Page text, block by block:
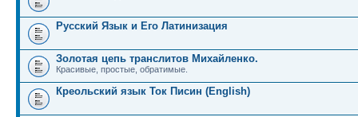
Русский Язык и Его Латинизация
Золотая цепь транслитов Михайленко.
Красивые, простые, обратимые.
Креольский язык Ток Писин (English)